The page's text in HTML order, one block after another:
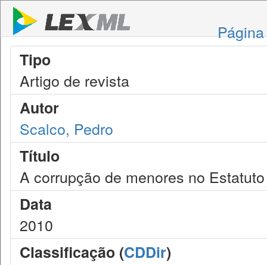
Tipo
Artigo de revista
Autor
Scalco, Pedro
Título
A corrupção de menores no
Data
2010
Classificação (CDDir)